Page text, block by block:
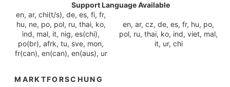
Support Language Available
en, ar, chi(t/s), de, es, fi, fr,
hu, ne, po, pol, ru, thai, ko,
ind, mal, it, nig, es(chi),
po(br), afrk, tu, sve, mon,
fr(can), en(can), en(aus), ur
en, ar, cz, de, es, fr, hu, po,
pol, ru, thai, ko, ind, viet, mal,
it, ur, chi
MARKTFORSCHUNG